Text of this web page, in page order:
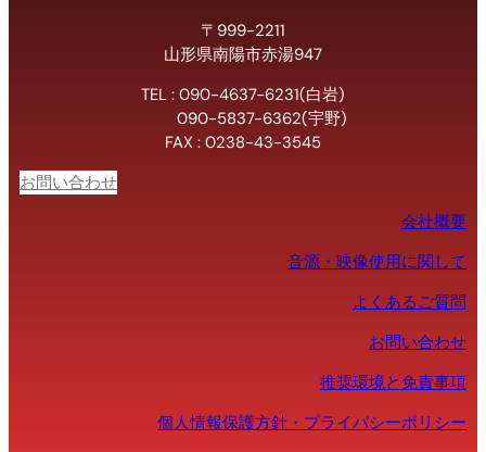
〒999-2211
山形県南陽市赤湯947
TEL : 090-4637-6231(白岩)
090-5837-6362(宇野)
FAX : 0238-43-3545
お問い合わせ
会社概要
音源・映像使用に関して
よくあるご質問
お問い合わせ
推奨環境と免責事項
個人情報保護方針・プライバシーポリシー